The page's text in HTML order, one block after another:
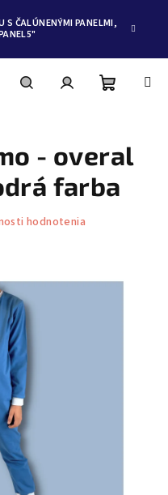
S ČALÚNENÝMI PANELMI,
košík
- overal
farba
hodnotenia